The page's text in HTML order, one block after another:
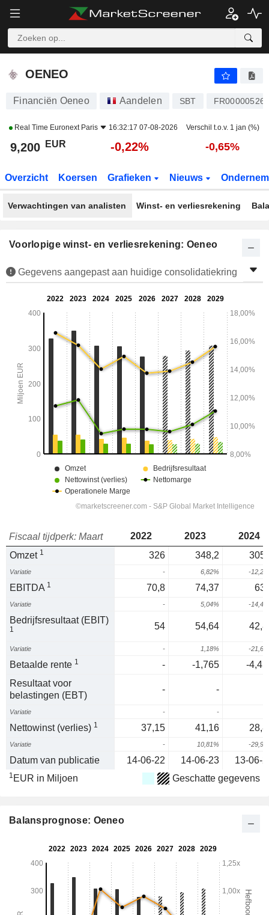
OENEO
OENEO
Financiën Oeneo Aandelen SBT
Real Time Euronext Paris 16:32:17 07-08-2026 Verschil t.o.v. 1 jan (%)
9,200 EUR -0,22% -0,65%
Overzicht Koersen Grafieken Nieuws
Verwachtingen van analisten Winst- en verliesrekening
Voorlopige winst- en verliesrekening: Oeneo
Gegevens aangepast aan huidige consolidatiekring
Fiscaal tijdperk: Maart 2022 2023
2024
Omzet 1 326 348,2
Variatie - 6,82% -
EBITDA 1 70,8 74,37
Variatie - 5,04% -
Bedrijfsresultaat (EBIT)
1 54 54,64
Variatie - 1,18% -
Betaalde rente 1 - -1,765
-
Resultaat voor
belastingen (EBT)
- -
Variatie - -
Nettowinst (verlies) 1 37,15 41,16
Variatie - 10,81% -
Datum van publicatie 14-06-22 14-06-23 13-06-
1 EUR in Miljoen Geschatte gegevens
Balansprognose: Oeneo